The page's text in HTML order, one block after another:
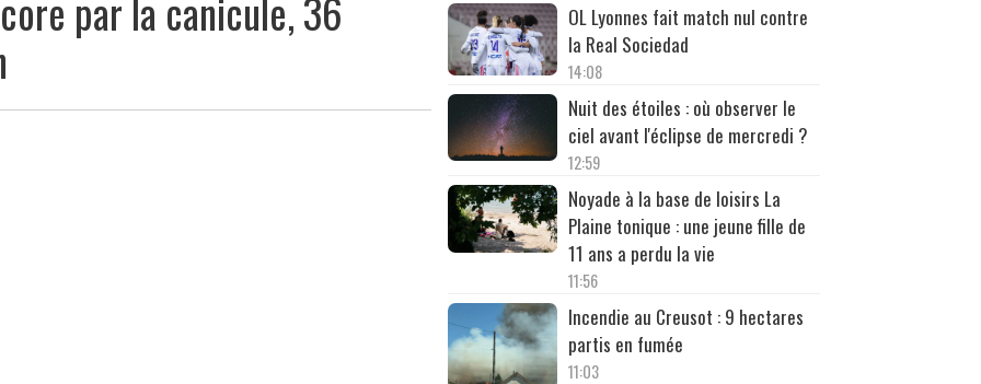
par la canicule, 36
OL Lyonnes fait match nul contre
la Real Sociedad
14:08
Nuit des étoiles : où observer le
ciel avant l'éclipse de mercredi ?
12:59
Noyade à la base de loisirs La
Plaine tonique : une jeune fille de
11 ans a perdu la vie
11:56
Incendie au Creusot : 9 hectares
partis en fumée
11:03